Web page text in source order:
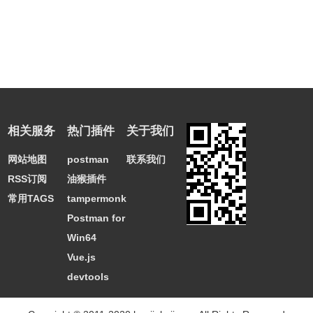
相关服务
网站地图
RSS订阅
常用TAGS
热门插件
postman
油猴插件
tampermonkey
Postman for
Win64
Vue.js
devtools
关于我们
联系我们